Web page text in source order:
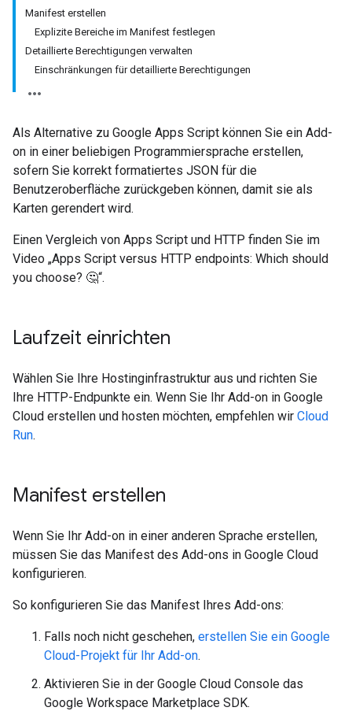
Manifest erstellen
Explizite Bereiche im Manifest festlegen
Detaillierte Berechtigungen verwalten
Einschränkungen für detaillierte Berechtigungen
Als Alternative zu Google Apps Script können Sie ein Add-
on in einer beliebigen Programmiersprache erstellen,
sofern Sie korrekt formatiertes JSON für die
Benutzeroberfläche zurückgeben können, damit sie als
Karten gerendert wird.
Einen Vergleich von Apps Script und HTTP finden Sie im
Video „Apps Script versus HTTP endpoints: Which should
you choose? 🤔“.
Laufzeit einrichten
Wählen Sie Ihre Hostinginfrastruktur aus und richten Sie
Ihre HTTP-Endpunkte ein. Wenn Sie Ihr Add-on in Google
Cloud erstellen und hosten möchten, empfehlen wir Cloud
Run.
Manifest erstellen
Wenn Sie Ihr Add-on in einer anderen Sprache erstellen,
müssen Sie das Manifest des Add-ons in Google Cloud
konfigurieren.
So konfigurieren Sie das Manifest Ihres Add-ons:
Falls noch nicht geschehen, erstellen Sie ein Google
Cloud-Projekt für Ihr Add-on.
Aktivieren Sie in der Google Cloud Console das
Google Workspace Marketplace SDK.